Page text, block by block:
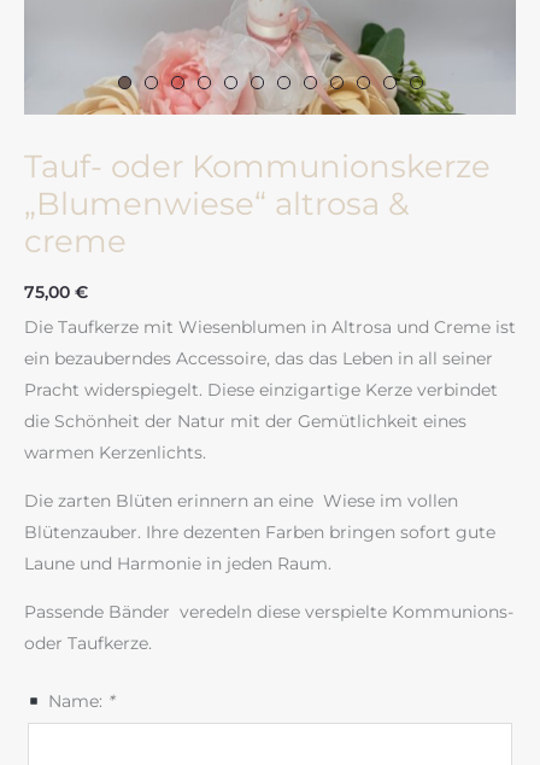
Tauf- oder Kommunionskerze
„Blumenwiese“ altrosa &
creme
75,00 €
Die Taufkerze mit Wiesenblumen in Altrosa und Creme ist
ein bezauberndes Accessoire, das das Leben in all seiner
Pracht widerspiegelt. Diese einzigartige Kerze verbindet
die Schönheit der Natur mit der Gemütlichkeit eines
warmen Kerzenlichts.
Die zarten Blüten erinnern an eine Wiese im vollen
Blütenzauber. Ihre dezenten Farben bringen sofort gute
Laune und Harmonie in jeden Raum.
Passende Bänder veredeln diese verspielte Kommunions-
oder Taufkerze.
Name: *